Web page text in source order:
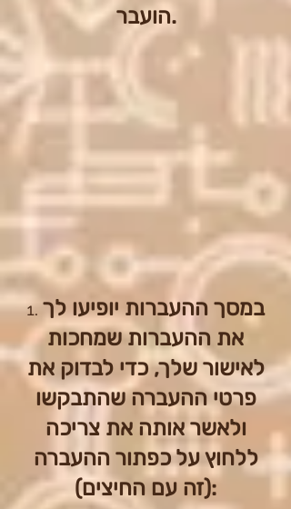
הועבר.
במסך ההעברות יופיעו לך
את ההעברות שמחכות
לאישור שלך, כדי לבדוק את
פרטי ההעברה שהתבקשו
ולאשר אותה את צריכה
ללחוץ על כפתור ההעברה
(זה עם החיצים):